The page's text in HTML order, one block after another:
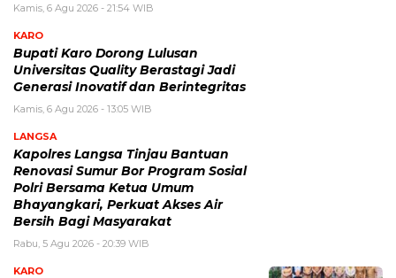
Kamis, 6 Agu 2026 - 21:54 WIB
KARO
Bupati Karo Dorong Lulusan
Universitas Quality Berastagi Jadi
Generasi Inovatif dan Berintegritas
Kamis, 6 Agu 2026 - 13:05 WIB
LANGSA
Kapolres Langsa Tinjau Bantuan
Renovasi Sumur Bor Program Sosial
Polri Bersama Ketua Umum
Bhayangkari, Perkuat Akses Air
Bersih Bagi Masyarakat
Rabu, 5 Agu 2026 - 20:39 WIB
KARO